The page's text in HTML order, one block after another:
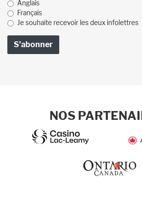
Anglais
Français
Je souhaite recevoir les deux infolettres
NOS